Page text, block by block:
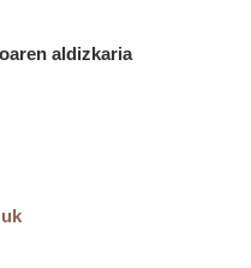
aldizkaria